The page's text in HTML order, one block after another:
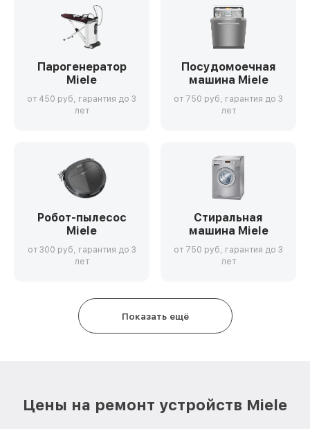
Парогенератор
Miele
от 450 руб, гарантия до 3
лет
Посудомоечная
машина Miele
от 750 руб, гарантия до 3
лет
Робот-пылесос
Miele
от 300 руб, гарантия до 3
лет
Стиральная
машина Miele
от 750 руб, гарантия до 3
лет
Показать ещё
Цены на ремонт устройств Miele